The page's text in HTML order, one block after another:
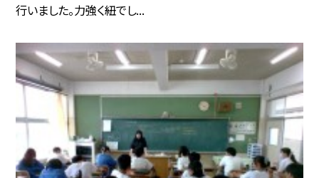
行いました。力強く紐でし...